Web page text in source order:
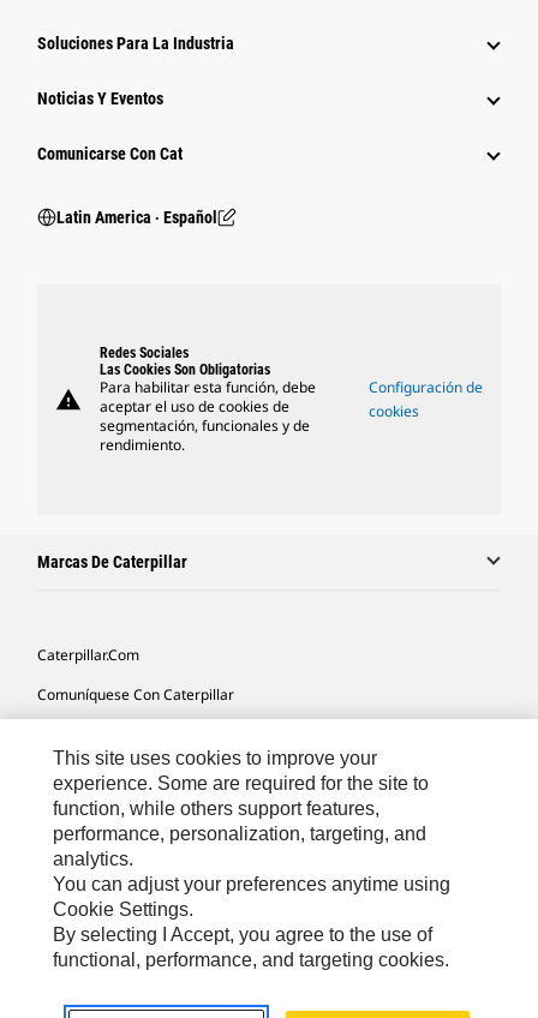
Soluciones Para La Industria
Noticias Y Eventos
Comunicarse Con Cat
Latin America ‧ Español
warning
Redes Sociales
Las Cookies Son Obligatorias
Para habilitar esta función, debe
aceptar el uso de cookies de
segmentación, funcionales y de
rendimiento.
Configuración de
cookies
Marcas De Caterpillar
Caterpillar.com
Comuníquese Con Caterpillar
Mapa Del Sitio
Cookie Settings
Avisos Legales
Privacidad
This site uses cookies to improve your
experience. Some are required for the site to
function, while others support features,
performance, personalization, targeting, and
analytics.
You can adjust your preferences anytime using
Cookie Settings.
By selecting I Accept, you agree to the use of
functional, performance, and targeting cookies.